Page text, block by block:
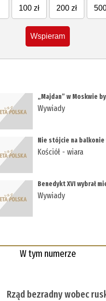
100 zł 200 zł
Wspieram
„Majdan” w Moskwie
Wywiady
Nie stójcie na balkonie
Kościół - wiara
Benedykt XVI wybrał
Wywiady
W tym numerze
Rząd bezradny wobec